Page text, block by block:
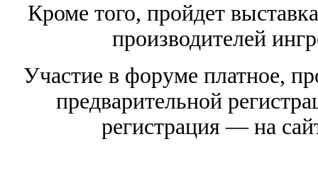
Кроме того, пройдет
производителей
Участие в форуме платное,
предварительной
регистрация — на